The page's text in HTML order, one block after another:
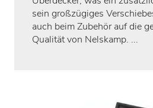
sein großzügiges
auch beim Zubehör auf die
Qualität von Nelskamp. ...